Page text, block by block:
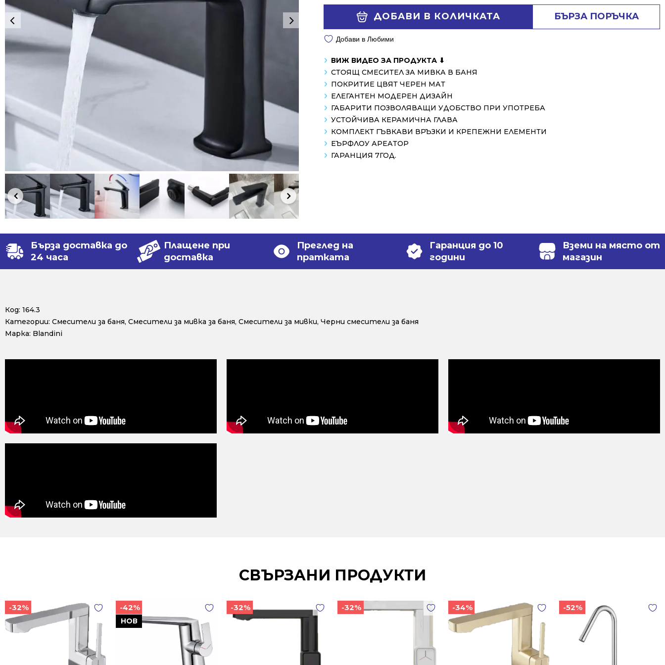
319.00 лв..
239.00 лв..
ДОБАВИ В КОЛИЧКАТА БЪРЗА ПОРЪЧКА
Добави в Любими
ВИЖ ВИДЕО ЗА ПРОДУКТА ⬇
СТОЯЩ СМЕСИТЕЛ ЗА МИВКА В БАНЯ
ПОКРИТИЕ ЦВЯТ ЧЕРЕН МАТ
ЕЛЕГАНТЕН МОДЕРЕН ДИЗАЙН
ГАБАРИТИ ПОЗВОЛЯВАЩИ УДОБСТВО ПРИ УПОТРЕБА
УСТОЙЧИВА КЕРАМИЧНА ГЛАВА
КОМПЛЕКТ ГЪВКАВИ ВРЪЗКИ И КРЕПЕЖНИ ЕЛЕМЕНТИ
ЕЪРФЛОУ АРЕАТОР
ГАРАНЦИЯ 7ГОД.
Бърза доставка до
24 часа
Плащене при
доставка
Преглед на
пратката
Гаранция до 10
години
Вземи на място от
магазин
Код: 164.3
Категории: Смесители за баня, Смесители за мивка за баня, Смесители за мивки, Черни смесители за баня
Марка: Blandini
СВЪРЗАНИ ПРОДУКТИ
-32%
НОВ
-42% -32% -32% -34% -52%